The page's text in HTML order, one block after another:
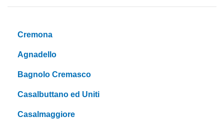
Cremona
Agnadello
Bagnolo Cremasco
Casalbuttano ed Uniti
Casalmaggiore